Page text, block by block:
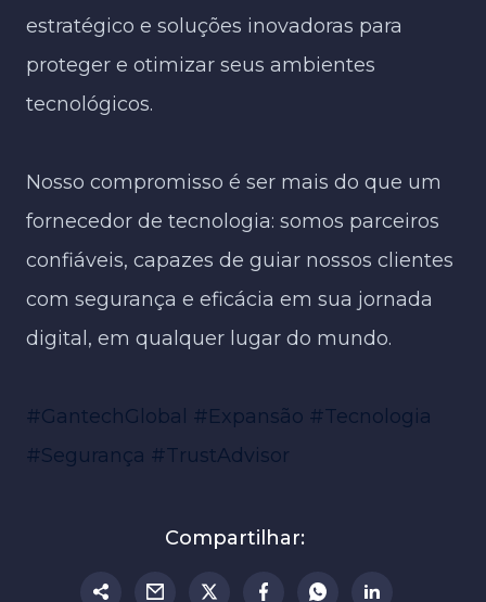
estratégico e soluções inovadoras para
proteger e otimizar seus ambientes
tecnológicos.
Nosso compromisso é ser mais do que um
fornecedor de tecnologia: somos parceiros
confiáveis, capazes de guiar nossos clientes
com segurança e eficácia em sua jornada
digital, em qualquer lugar do mundo.
#GantechGlobal #Expansão #Tecnologia
#Segurança #TrustAdvisor
Compartilhar: